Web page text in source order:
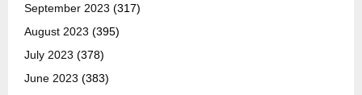
September 2023 (317)
August 2023 (395)
July 2023 (378)
June 2023 (383)